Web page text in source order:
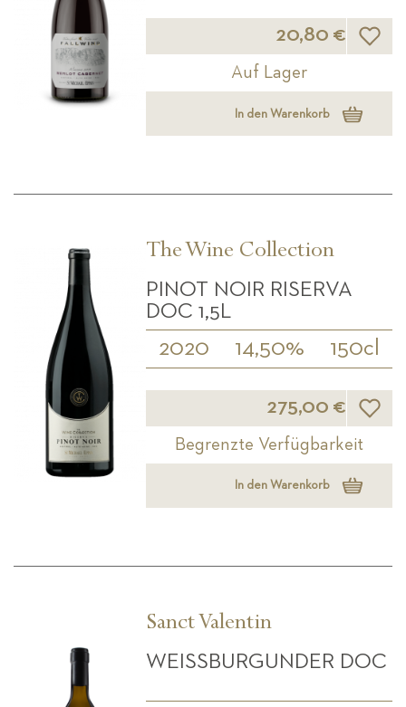
20,80 €
Auf Lager
In den Warenkorb
The Wine Collection
PINOT NOIR RISERVA
DOC 1,5L
2020 14,50% 150cl
275,00 €
Begrenzte Verfügbarkeit
In den Warenkorb
Sanct Valentin
WEISSBURGUNDER DOC